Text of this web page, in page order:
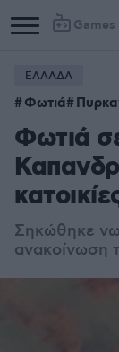
Games
ΕΛΛΑΔΑ
Φωτιά
Φωτιά
Σηκώθηκε
ανακοίνωση